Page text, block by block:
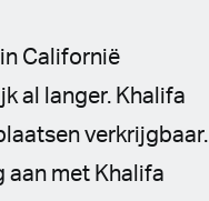
Californië
al langer. Khalifa
verkrijgbaar.
aan met Khalifa